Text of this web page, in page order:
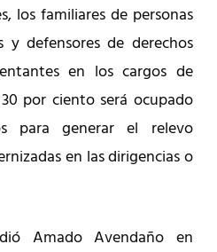
los familiares de personas
y defensores de derechos
en los cargos de
por ciento será ocupado
para generar el relevo
en las dirigencias o
Amado Avendaño en